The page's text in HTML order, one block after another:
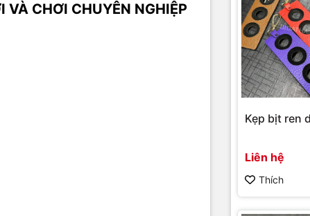
VÀ CHƠI CHUYÊN NGHIỆP
Kẹp bịt ren
Liên hệ
Thích